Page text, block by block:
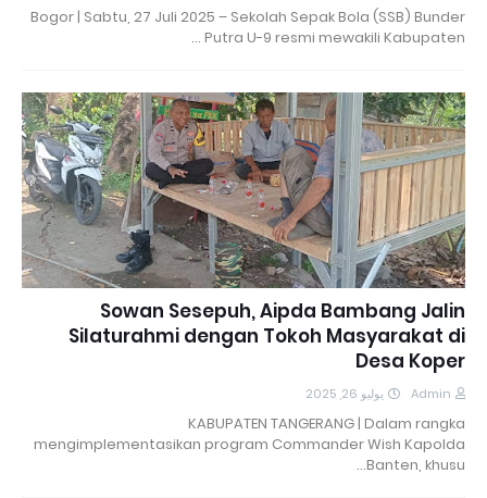
Bogor | Sabtu, 27 Juli 2025 – Sekolah Sepak Bola (SSB) Bunder
Putra U-9 resmi mewakili Kabupaten …
Sowan Sesepuh, Aipda Bambang Jalin
Silaturahmi dengan Tokoh Masyarakat di
Desa Koper
Admin يوليو 26, 2025
KABUPATEN TANGERANG | Dalam rangka
mengimplementasikan program Commander Wish Kapolda
Banten, khusu…